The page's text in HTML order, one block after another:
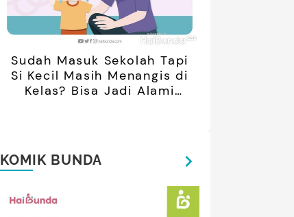
Sudah Masuk Sekolah Tapi
Si Kecil Masih Menangis di
Kelas? Bisa Jadi Alami
KOMIK BUNDA